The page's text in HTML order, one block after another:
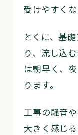
受けやすくな
とくに、基
り、流し込
は朝早く、
ります。
工事の騒音
大きく感じ